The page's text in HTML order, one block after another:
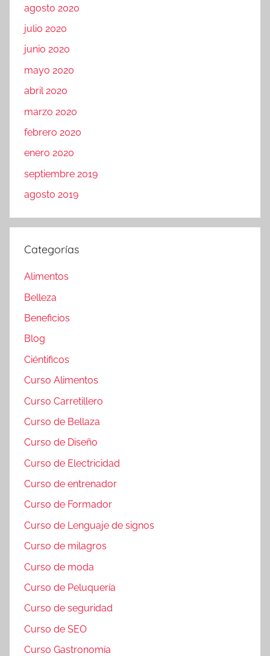
agosto 2020
julio 2020
junio 2020
mayo 2020
abril 2020
marzo 2020
febrero 2020
enero 2020
septiembre 2019
agosto 2019
Categorías
Alimentos
Belleza
Beneficios
Blog
Ciéntificos
Curso Alimentos
Curso Carretillero
Curso de Bellaza
Curso de Diseño
Curso de Electricidad
Curso de entrenador
Curso de Formador
Curso de Lenguaje de signos
Curso de milagros
Curso de moda
Curso de Peluquería
Curso de seguridad
Curso de SEO
Curso Gastronomía